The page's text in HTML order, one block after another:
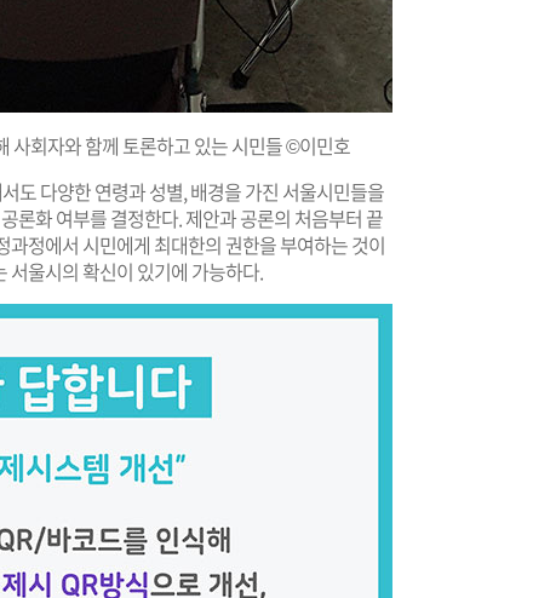
사회자와 함께 토론하고 있는 시민들 ©이민호
도 다양한 연령과 성별, 배경을 가진 서울시민들을
론화 여부를 결정한다. 제안과 공론의 처음부터 끝
정에서 시민에게 최대한의 권한을 부여하는 것이
서울시의 확신이 있기에 가능하다.